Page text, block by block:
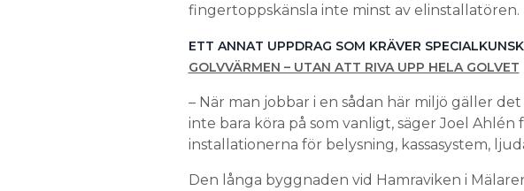
fingertoppskänsla inte minst av elinstallatören.
ETT ANNAT UPPDRAG SOM KRÄVER
GOLVVÄRMEN – UTAN ATT RIVA UPP HELA GOLVET
– När man jobbar i en sådan här miljö gäller
inte bara köra på som vanligt, säger Joel Ahlén
installationerna för belysning, kassasystem,
Den långa byggnaden vid Hamraviken i